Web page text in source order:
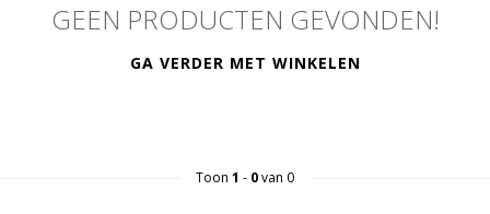
GEEN PRODUCTEN GEVONDEN!
GA VERDER MET WINKELEN
Toon 1 - 0van 0